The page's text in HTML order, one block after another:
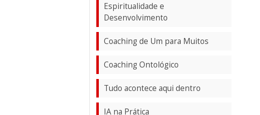
Espiritualidade e
Desenvolvimento
Coaching de Um para Muitos
Coaching Ontológico
Tudo acontece aqui dentro
IA na Prática